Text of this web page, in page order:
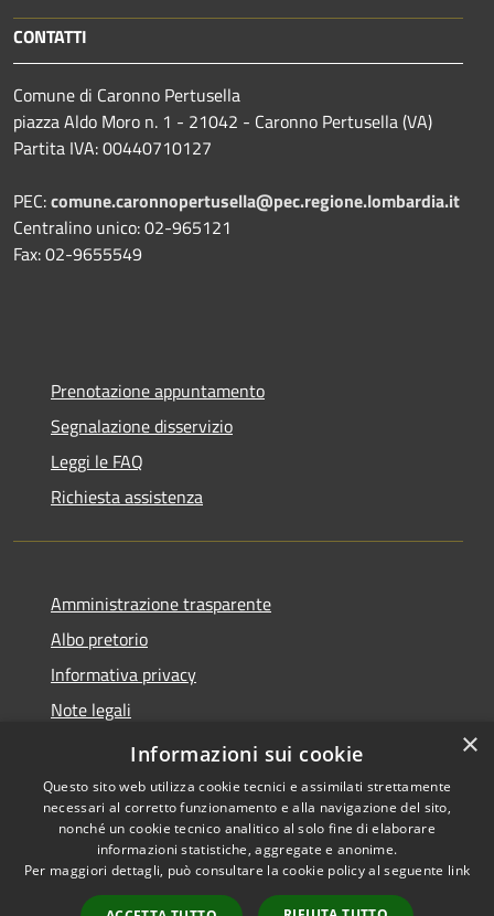
CONTATTI
Comune di Caronno Pertusella
piazza Aldo Moro n. 1 - 21042 - Caronno Pertusella (VA)
Partita IVA: 00440710127
PEC:comune.caronnopertusella@pec.regione.lombardia.it
Centralino unico: 02-965121
Fax: 02-9655549
Prenotazione appuntamento
Segnalazione disservizio
Leggi le FAQ
Richiesta assistenza
Amministrazione trasparente
Albo pretorio
Informativa privacy
Note legali
Dichiarazione di accessibilità
Accessibilità
Copyright © 2026 • Comune di
Caronno Pertusella • Powered
byMunicipium Accesso
×
Informazioni sui cookie
Questo sito web utilizza cookie tecnici e assimilati strettamente
necessari al corretto funzionamento e alla navigazione del sito,
nonché un cookie tecnico analitico al solo fine di elaborare
informazioni statistiche, aggregate e anonime.
Per maggiori dettagli, può consultare la cookie policy al seguente link